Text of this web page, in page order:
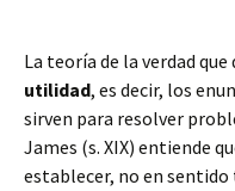
La teoría de la verdad
utilidad, es decir, los
sirven para resolver
James (s. XIX) entiende
establecer, no en